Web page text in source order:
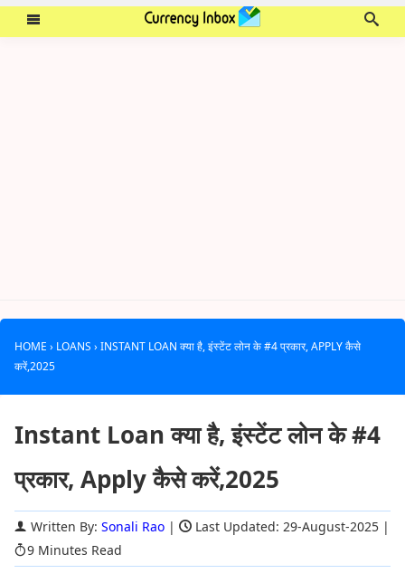
HOME › LOANS › INSTANT LOAN क्या है, इंस्टेंट लोन के #4 प्रकार, APPLY कैसे
करें,2025
Instant Loan क्या है, इंस्टेंट लोन के #4
प्रकार, Apply कैसे करें,2025
Written By: Sonali Rao | Last Updated: 29-August-2025 |
9 Minutes Read